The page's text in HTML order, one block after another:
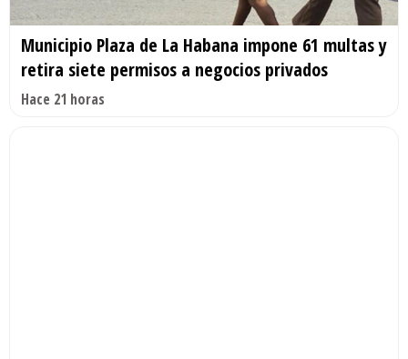
Municipio Plaza de La Habana impone 61 multas y
retira siete permisos a negocios privados
Hace 21 horas